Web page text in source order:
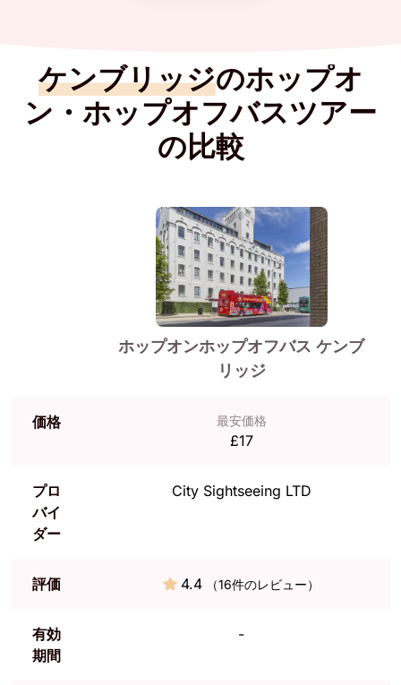
ケンブリッジのホップオ
ン・ホップオフバスツアー
の比較
ホップオンホップオフバス ケンブ
リッジ
価格 最安価格
£17
プロ
バイ
ダー
City Sightseeing LTD
評価 4.4 （16件のレビュー）
有効
期間
-